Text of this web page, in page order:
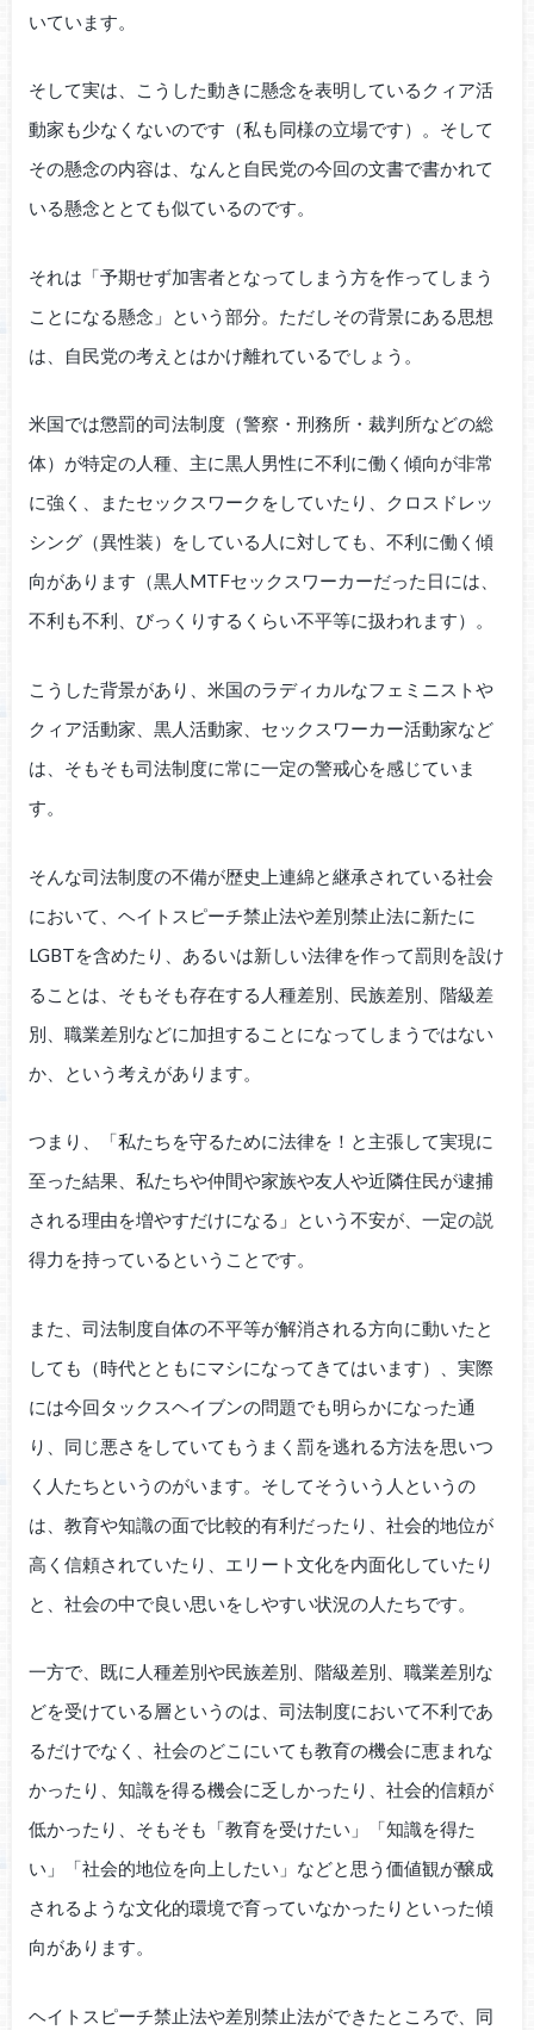
いています。
そして実は、こうした動きに懸念を表明しているクィア活
動家も少なくないのです（私も同様の立場です）。そして
その懸念の内容は、なんと自民党の今回の文書で書かれて
いる懸念ととても似ているのです。
それは「予期せず加害者となってしまう方を作ってしまう
ことになる懸念」という部分。ただしその背景にある思想
は、自民党の考えとはかけ離れているでしょう。
米国では懲罰的司法制度（警察・刑務所・裁判所などの総
体）が特定の人種、主に黒人男性に不利に働く傾向が非常
に強く、またセックスワークをしていたり、クロスドレッ
シング（異性装）をしている人に対しても、不利に働く傾
向があります（黒人MTFセックスワーカーだった日には、
不利も不利、びっくりするくらい不平等に扱われます）。
こうした背景があり、米国のラディカルなフェミニストや
クィア活動家、黒人活動家、セックスワーカー活動家など
は、そもそも司法制度に常に一定の警戒心を感じていま
す。
そんな司法制度の不備が歴史上連綿と継承されている社会
において、ヘイトスピーチ禁止法や差別禁止法に新たに
LGBTを含めたり、あるいは新しい法律を作って罰則を設け
ることは、そもそも存在する人種差別、民族差別、階級差
別、職業差別などに加担することになってしまうではない
か、という考えがあります。
つまり、「私たちを守るために法律を！と主張して実現に
至った結果、私たちや仲間や家族や友人や近隣住民が逮捕
される理由を増やすだけになる」という不安が、一定の説
得力を持っているということです。
また、司法制度自体の不平等が解消される方向に動いたと
しても（時代とともにマシになってきてはいます）、実際
には今回タックスヘイブンの問題でも明らかになった通
り、同じ悪さをしていてもうまく罰を逃れる方法を思いつ
く人たちというのがいます。そしてそういう人というの
は、教育や知識の面で比較的有利だったり、社会的地位が
高く信頼されていたり、エリート文化を内面化していたり
と、社会の中で良い思いをしやすい状況の人たちです。
一方で、既に人種差別や民族差別、階級差別、職業差別な
どを受けている層というのは、司法制度において不利であ
るだけでなく、社会のどこにいても教育の機会に恵まれな
かったり、知識を得る機会に乏しかったり、社会的信頼が
低かったり、そもそも「教育を受けたい」「知識を得た
い」「社会的地位を向上したい」などと思う価値観が醸成
されるような文化的環境で育っていなかったりといった傾
向があります。
ヘイトスピーチ禁止法や差別禁止法ができたところで、同